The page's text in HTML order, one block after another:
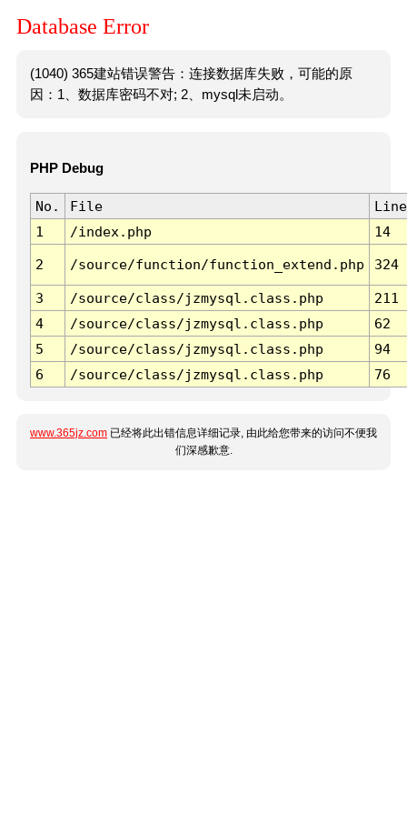
Database Error
(1040) 365建站错误警告：连接数据库失败，可能的原
因：1、数据库密码不对; 2、mysql未启动。
PHP Debug
No. File
Line
1
/index.php 14
2 /source/function/function_extend.php 324
3 /source/class/jzmysql.class.php
211
4
/source/class/jzmysql.class.php
62
5
/source/class/jzmysql.class.php
94
6
/source/class/jzmysql.class.php 76
www.365jz.com 已经将此出错信息详细记录, 由此给您带来的访问不便我
们深感歉意.